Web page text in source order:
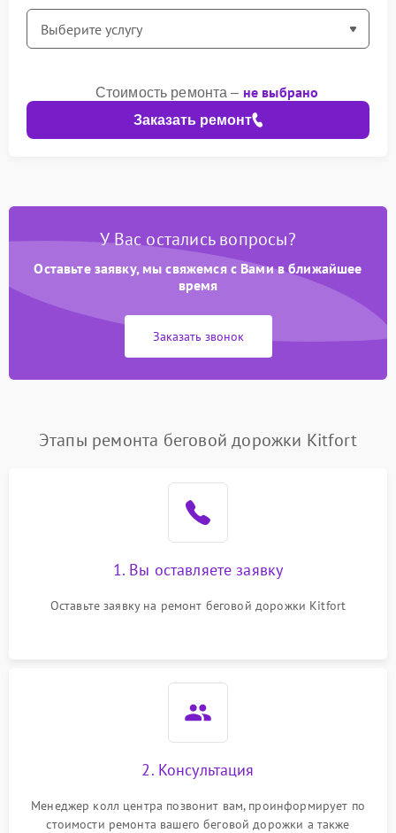
Заказать ремонт
Стоимость ремонта – не выбрано
У Вас остались вопросы?
Оставьте заявку, мы свяжемся с Вами в ближайшее
время
Заказать звонок
Этапы ремонта беговой дорожки Kitfort
1. Вы оставляете заявку
Оставьте заявку на ремонт беговой дорожки Kitfort
2. Консультация
Менеджер колл центра позвонит вам, проинформирует по
стоимости ремонта вашего беговой дорожки а также